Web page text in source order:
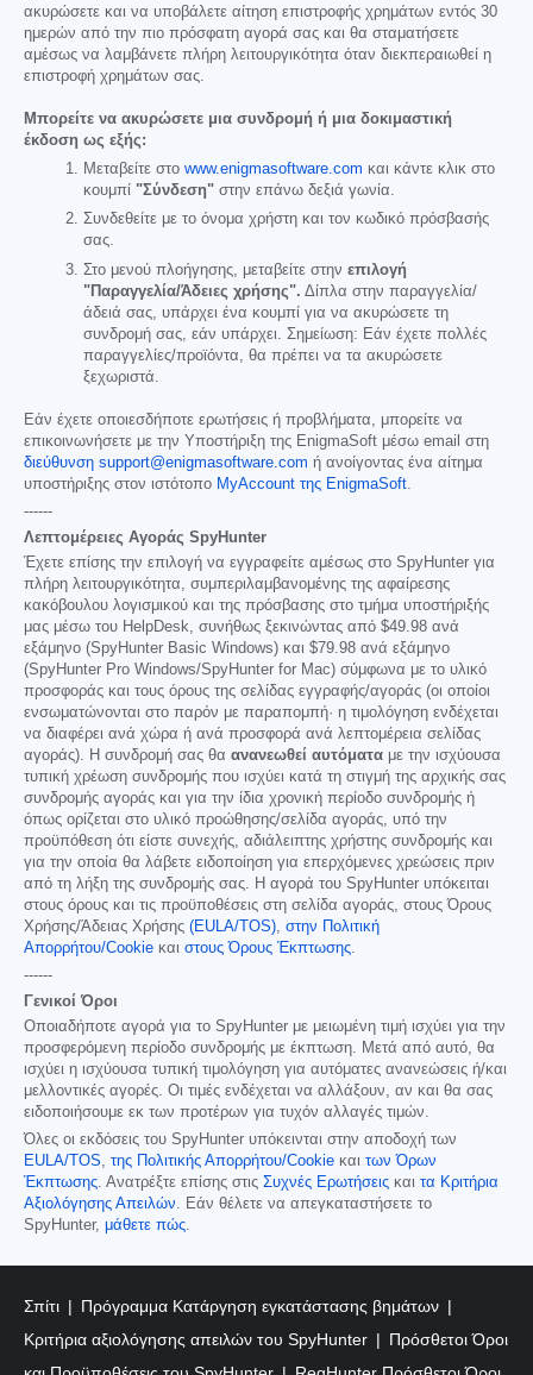
ακυρώσετε και να υποβάλετε αίτηση επιστροφής χρημάτων εντός 30
ημερών από την πιο πρόσφατη αγορά σας και θα σταματήσετε
αμέσως να λαμβάνετε πλήρη λειτουργικότητα όταν διεκπεραιωθεί η
επιστροφή χρημάτων σας.
Μπορείτε να ακυρώσετε μια συνδρομή ή μια δοκιμαστική
έκδοση ως εξής:
Μεταβείτε στο www.enigmasoftware.com και κάντε κλικ στο
κουμπί "Σύνδεση" στην επάνω δεξιά γωνία.
Συνδεθείτε με το όνομα χρήστη και τον κωδικό πρόσβασής
σας.
Στο μενού πλοήγησης, μεταβείτε στην επιλογή
"Παραγγελία/Άδειες χρήσης". Δίπλα στην παραγγελία/
άδειά σας, υπάρχει ένα κουμπί για να ακυρώσετε τη
συνδρομή σας, εάν υπάρχει. Σημείωση: Εάν έχετε πολλές
παραγγελίες/προϊόντα, θα πρέπει να τα ακυρώσετε
ξεχωριστά.
Εάν έχετε οποιεσδήποτε ερωτήσεις ή προβλήματα, μπορείτε να
επικοινωνήσετε με την Υποστήριξη της EnigmaSoft μέσω email στη
διεύθυνση support@enigmasoftware.com ή ανοίγοντας ένα αίτημα
υποστήριξης στον ιστότοπο MyAccount της EnigmaSoft
------
Λεπτομέρειες Αγοράς SpyHunter
Έχετε επίσης την επιλογή να εγγραφείτε αμέσως στο SpyHunter για
πλήρη λειτουργικότητα, συμπεριλαμβανομένης της αφαίρεσης
κακόβουλου λογισμικού και της πρόσβασης στο τμήμα υποστήριξής
μας μέσω του HelpDesk, συνήθως ξεκινώντας από $49.98 ανά
εξάμηνο (SpyHunter Basic Windows) και $79.98 ανά εξάμηνο
(SpyHunter Pro Windows/SpyHunter for Mac) σύμφωνα με το υλικό
προσφοράς και τους όρους της σελίδας εγγραφής/αγοράς (οι οποίοι
ενσωματώνονται στο παρόν με παραπομπή· η τιμολόγηση ενδέχεται
να διαφέρει ανά χώρα ή ανά προσφορά ανά λεπτομέρεια σελίδας
αγοράς). Η συνδρομή σας θα ανανεωθεί αυτόματα με την ισχύουσα
τυπική χρέωση συνδρομής που ισχύει κατά τη στιγμή της αρχικής σας
συνδρομής αγοράς και για την ίδια χρονική περίοδο συνδρομής ή
όπως ορίζεται στο υλικό προώθησης/σελίδα αγοράς, υπό την
προϋπόθεση ότι είστε συνεχής, αδιάλειπτης χρήστης συνδρομής και
για την οποία θα λάβετε ειδοποίηση για επερχόμενες χρεώσεις πριν
από τη λήξη της συνδρομής σας. Η αγορά του SpyHunter υπόκειται
στους όρους και τις προϋποθέσεις στη σελίδα αγοράς, στους Όρους
Χρήσης/Άδειας Χρήσης (EULA/TOS) στην Πολιτική
Απορρήτου/Cookie και στους Όρους Έκπτωσης
------
Γενικοί Όροι
Οποιαδήποτε αγορά για το SpyHunter με μειωμένη τιμή ισχύει για την
προσφερόμενη περίοδο συνδρομής με έκπτωση. Μετά από αυτό, θα
ισχύει η ισχύουσα τυπική τιμολόγηση για αυτόματες ανανεώσεις ή/και
μελλοντικές αγορές. Οι τιμές ενδέχεται να αλλάξουν, αν και θα σας
ειδοποιήσουμε εκ των προτέρων για τυχόν αλλαγές τιμών.
Όλες οι εκδόσεις του SpyHunter υπόκεινται στην αποδοχή των
EULA/TOS
της Πολιτικής Απορρήτου/Cookie και των Όρων
Έκπτωσης . Ανατρέξτε επίσης στις Συχνές Ερωτήσεις και τα Κριτήρια
Αξιολόγησης Απειλών . Εάν θέλετε να απεγκαταστήσετε το
SpyHunter, μάθετε πώς
Σπίτι
Πρόγραμμα Κατάργηση εγκατάστασης βημάτων
Κριτήρια αξιολόγησης απειλών του SpyHunter
Πρόσθετοι Όροι